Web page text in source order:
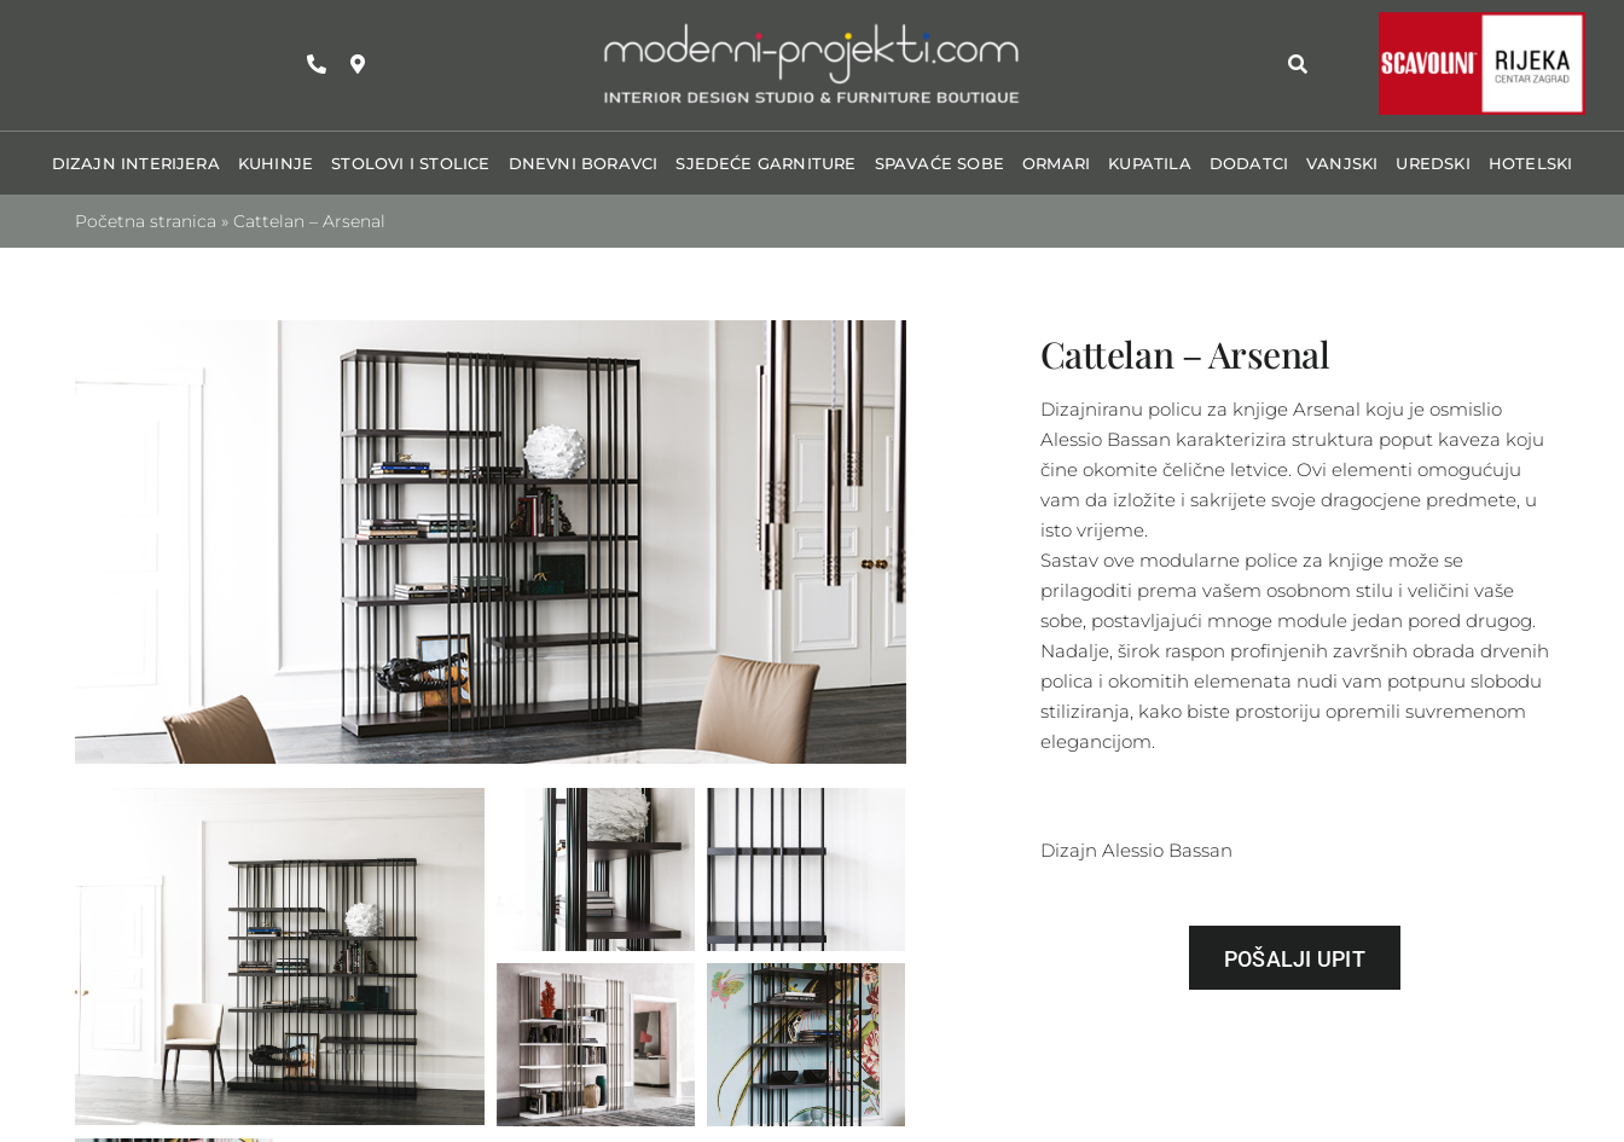
DIZAJN INTERIJERA KUHINJE STOLOVI I STOLICE DNEVNI BORAVCI SJEDEĆE GARNITURE SPAVAĆE SOBE ORMARI KUPATILA DODATCI VANJSKI UREDSKI HOTELSKI
Početna stranica » Cattelan – Arsenal
Cattelan – Arsenal
Dizajniranu policu za knjige Arsenal koju je osmislio
Alessio Bassan karakterizira struktura poput kaveza koju
čine okomite čelične letvice. Ovi elementi omogućuju
vam da izložite i sakrijete svoje dragocjene predmete, u
isto vrijeme.
Sastav ove modularne police za knjige može se
prilagoditi prema vašem osobnom stilu i veličini vaše
sobe, postavljajući mnoge module jedan pored drugog.
Nadalje, širok raspon profinjenih završnih obrada drvenih
polica i okomitih elemenata nudi vam potpunu slobodu
stiliziranja, kako biste prostoriju opremili suvremenom
elegancijom.
Dizajn Alessio Bassan
POŠALJI UPIT